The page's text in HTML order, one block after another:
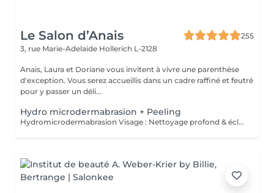
Le Salon d’Anais
255
3, rue Marie-Adelaïde Hollerich L-2128
Anais, Laura et Doriane vous invitent à vivre une parenthèse
d'exception. Vous serez accueillis dans un cadre raffiné et feutré
pour y passer un déli...
Hydro microdermabrasion + Peeling
Hydromicrodermabrasion Visage : Nettoyage profond & éclat instantané L'hydromicrodermabrasion est un soin visage complet et non invasif qui combine une exfoliation douce à l'aide d'un embout à microdermabrasion avec l'infusion de sérums actifs. Ce traitement agit en profondeur pour nettoyer, hydrater et revitaliser la peau en une seule séance. Contre-indications - Femmes enceintes ou allaitement - Pas d'exposition solaire 48h avant et après soin - Traitements lourds : chimio (attendre 1 an) et antibiotiques ou Roaccutane (attendre 6 mois) - Allergie aux acides de fruits, fruits à coques ou aspirine - Dermabrasions médicales - injection de botox ou acide hyaluronique (attendre 1 mois) - Prise d'anticoagulant, anti-inflammatoire sur le long terme - Maladie auto-immune - Cicatrices chéloïdes